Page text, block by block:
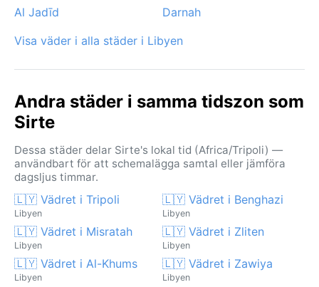
Al Jadīd
Darnah
Visa väder i alla städer i Libyen
Andra städer i samma tidszon som
Sirte
Dessa städer delar Sirte's lokal tid (Africa/Tripoli) —
användbart för att schemalägga samtal eller jämföra
dagsljus timmar.
🇱🇾 Vädret i Tripoli
Libyen
🇱🇾 Vädret i Benghazi
Libyen
🇱🇾 Vädret i Misratah
Libyen
🇱🇾 Vädret i Zliten
Libyen
🇱🇾 Vädret i Al-Khums
Libyen
🇱🇾 Vädret i Zawiya
Libyen